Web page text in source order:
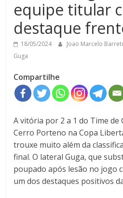
equipe titular
destaque
18/05/2024 Joao Marcelo
Guga
Compartilhe
A vitória por 2 a 1 do Time
Cerro Porteno na Copa
trouxe muito além da
final. O lateral Guga, que
poupado após lesão no jogo
um dos destaques positivos